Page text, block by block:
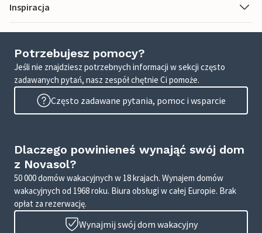
Inspiracja
Potrzebujesz pomocy?
Jeśli nie znajdziesz potrzebnych informacji w sekcji często
zadawanych pytań, nasz zespół chętnie Ci pomoże.
Często zadawane pytania, pomoc i wsparcie
Dlaczego powinieneś wynająć swój dom
z Novasol?
50 000 domów wakacyjnych w 18 krajach. Wynajem domów
wakacyjnych od 1968 roku. Biura obsługi w całej Europie. Brak
opłat za rezerwację.
Wynajmij swój dom wakacyjny